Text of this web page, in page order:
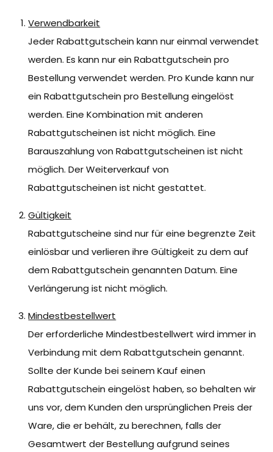
Verwendbarkeit
Jeder Rabattgutschein kann nur einmal verwendet
werden. Es kann nur ein Rabattgutschein pro
Bestellung verwendet werden. Pro Kunde kann nur
ein Rabattgutschein pro Bestellung eingelöst
werden. Eine Kombination mit anderen
Rabattgutscheinen ist nicht möglich. Eine
Barauszahlung von Rabattgutscheinen ist nicht
möglich. Der Weiterverkauf von
Rabattgutscheinen ist nicht gestattet.
Gültigkeit
Rabattgutscheine sind nur für eine begrenzte Zeit
einlösbar und verlieren ihre Gültigkeit zu dem auf
dem Rabattgutschein genannten Datum. Eine
Verlängerung ist nicht möglich.
Mindestbestellwert
Der erforderliche Mindestbestellwert wird immer in
Verbindung mit dem Rabattgutschein genannt.
Sollte der Kunde bei seinem Kauf einen
Rabattgutschein eingelöst haben, so behalten wir
uns vor, dem Kunden den ursprünglichen Preis der
Ware, die er behält, zu berechnen, falls der
Gesamtwert der Bestellung aufgrund seines